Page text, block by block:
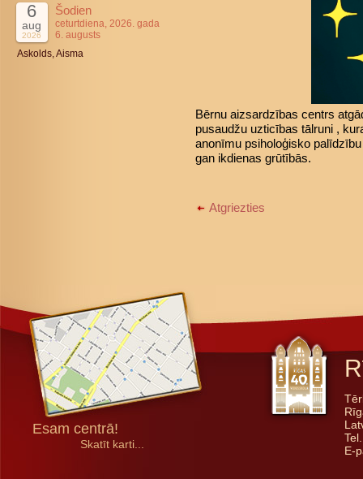
6
aug
2026
Šodien
ceturtdiena, 2026. gada
6. augusts
Askolds, Aisma
Bērnu aizsardzības centrs
pusaudžu uzticības tālruni ,
anonīmu psiholoģisko
gan ikdienas grūtībās.
Atgriezties
Esam centrā!
Skatīt karti...
E-